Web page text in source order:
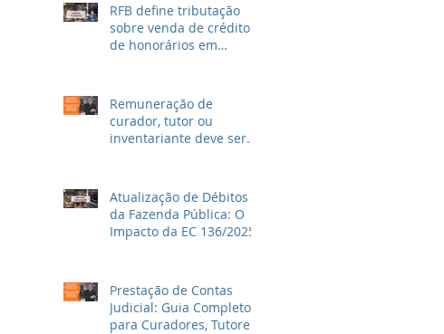
RFB define tributação
sobre venda de crédito
de honorários em
Remuneração de
curador, tutor ou
inventariante deve ser
Atualização de Débitos
da Fazenda Pública: O
Impacto da EC 136/2025
Prestação de Contas
Judicial: Guia Completo
para Curadores, Tutores